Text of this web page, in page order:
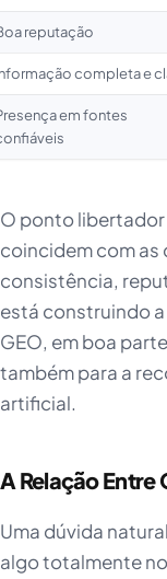
reputação
completa e
em fontes
O ponto libertador
coincidem com as
consistência,
está construindo a
GEO, em boa
também para a
artificial.
A Relação Entre
Uma dúvida
algo totalmente